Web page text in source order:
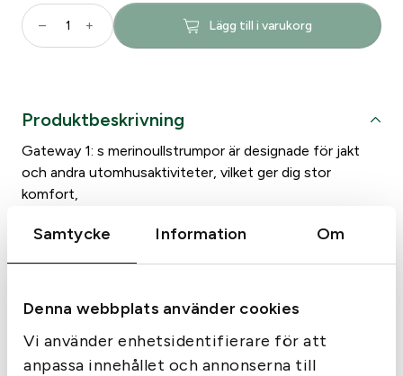
Samtycke Information Om
Denna webbplats använder cookies
Vi använder enhetsidentifierare för att
anpassa innehållet och annonserna till
S
t
p
a
a
m
e
r
– + Lägg till i varukorg
Produktbeskrivning
Gateway 1: s merinoullstrumpor är designade för jakt
och andra utomhusaktiviteter, vilket ger dig stor
komfort,
kalven.
en
bra miljö för dina fötter och minskar lukt.
Ullen ger bra isolering, fukttransport och komfort –
dessutom är ullen inte färgad för att ge dig den mest